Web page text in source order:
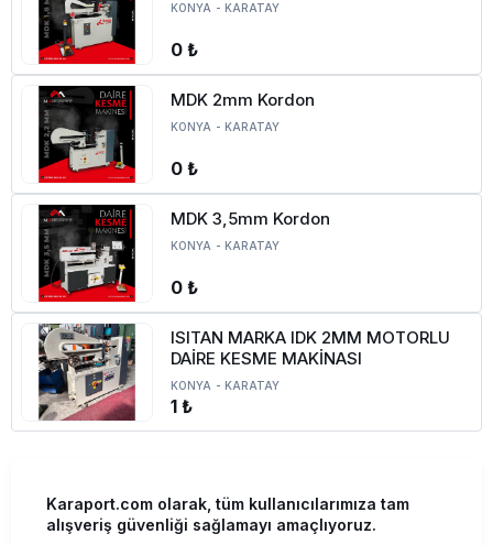
KONYA - KARATAY
0 ₺
MDK 2mm Kordon
KONYA - KARATAY
0 ₺
MDK 3,5mm Kordon
KONYA - KARATAY
0 ₺
ISITAN MARKA IDK 2MM MOTORLU
DAİRE KESME MAKİNASI
KONYA - KARATAY
1 ₺
Karaport.com olarak, tüm kullanıcılarımıza tam
alışveriş güvenliği sağlamayı amaçlıyoruz.